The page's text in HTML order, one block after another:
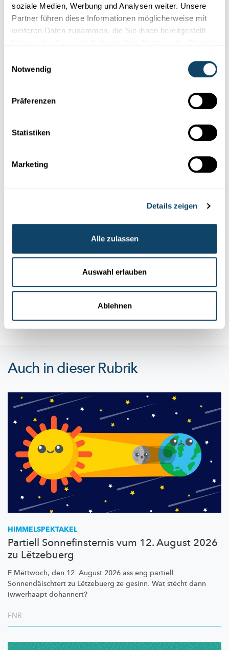
soziale Medien, Werbung und Analysen weiter. Unsere
Partner führen diese Informationen möglicherweise mit
weiteren Daten zusammen, die Sie ihnen bereitgestellt
Notwendig
Präferenzen
Statistiken
Marketing
Details zeigen
Alle zulassen
Auswahl erlauben
Ablehnen
OVERSHOOT DAY
100 % erneierbar Energien zu Lëtzebuerg:
Wier dat méiglech? A wa jo, wéi séier?
vum Stroum aus erneierbaren Energië produzéiert. Wier et
méig...
Wissenschaft in der Gesellschaft
WAS IST BESSER FÜR DAS KLIMA?
Elektroantrieb vs. Verbrennungsmotor
verbrauchen in der Herstellung aber weitaus mehr Energie als
Auch in dieser Rubrik
HIMMELSPEKTAKEL
Partiell Sonnefinsternis vum 12. August 2026
zu Lëtzebuerg
E Mëttwoch, den 12. August 2026 ass eng partiell
Sonnendäischtert zu Lëtzebuerg ze gesinn. Wat stécht dann
iwwerhaapt dohannert?
FNR